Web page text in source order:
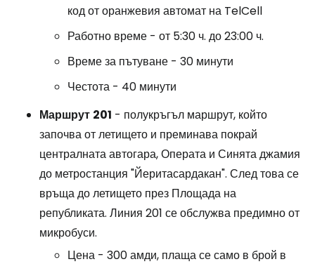
код от оранжевия автомат на TelCell
Работно време - от 5:30 ч. до 23:00 ч.
Време за пътуване - 30 минути
Честота - 40 минути
Маршрут 201 - полукръгъл маршрут, който
започва от летището и преминава покрай
централната автогара, Операта и Синята джамия
до метростанция "Йеритасардакан". След това се
връща до летището през Площада на
републиката. Линия 201 се обслужва предимно от
микробуси.
Цена - 300 амди, плаща се само в брой в